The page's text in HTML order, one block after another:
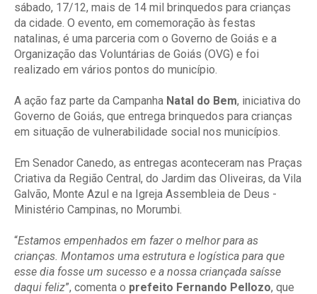
sábado, 17/12, mais de 14 mil brinquedos para crianças
da cidade. O evento, em comemoração às festas
natalinas, é uma parceria com o Governo de Goiás e a
Organização das Voluntárias de Goiás (OVG) e foi
realizado em vários pontos do município.
A ação faz parte da Campanha Natal do Bem, iniciativa do
Governo de Goiás, que entrega brinquedos para crianças
em situação de vulnerabilidade social nos municípios.
Em Senador Canedo, as entregas aconteceram nas Praças
Criativa da Região Central, do Jardim das Oliveiras, da Vila
Galvão, Monte Azul e na Igreja Assembleia de Deus -
Ministério Campinas, no Morumbi.
“Estamos empenhados em fazer o melhor para as
crianças. Montamos uma estrutura e logística para que
esse dia fosse um sucesso e a nossa criançada saísse
daqui feliz”, comenta o prefeito Fernando Pellozo, que